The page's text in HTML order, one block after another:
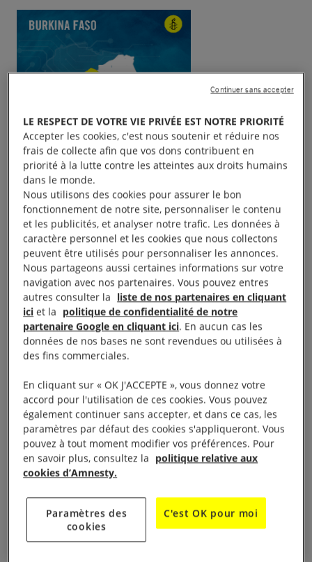
LE RESPECT DE VOTRE VIE PRIVÉE EST NOTRE PRIORITÉ
Accepter les cookies, c'est nous soutenir et réduire nos
frais de collecte afin que vos dons contribuent en
priorité à la lutte contre les atteintes aux droits humains
dans le monde.
Nous utilisons des cookies pour assurer le bon
fonctionnement de notre site, personnaliser le contenu
et les publicités, et analyser notre trafic. Les données à
caractère personnel et les cookies que nous collectons
peuvent être utilisés pour personnaliser les annonces.
Nous partageons aussi certaines informations sur votre
navigation avec nos partenaires. Vous pouvez entres
autres consulter la liste de nos partenaires en cliquant
ici et la politique de confidentialité de notre
partenaire Google en cliquant ici. En aucun cas les
données de nos bases ne sont revendues ou utilisées à
des fins commerciales.
En cliquant sur « OK J'ACCEPTE », vous donnez votre
accord pour l'utilisation de ces cookies. Vous pouvez
également continuer sans accepter, et dans ce cas, les
paramètres par défaut des cookies s'appliqueront. Vous
pouvez à tout moment modifier vos préférences. Pour
en savoir plus, consultez la politique relative aux
cookies d’Amnesty.
Paramètres des
cookies
C'est OK pour moi
Continuer sans accepter